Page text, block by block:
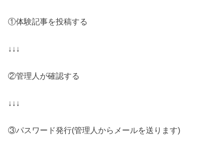
①体験記事を投稿する
↓↓↓
②管理人が確認する
↓↓↓
③パスワード発行(管理人からメールを送ります)